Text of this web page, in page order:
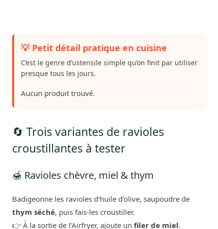
💡 Petit détail pratique en cuisine
C’est le genre d’ustensile simple qu’on finit par utiliser
presque tous les jours.
Aucun produit trouvé.
🔄 Trois variantes de ravioles
croustillantes à tester
🍯 Ravioles chèvre, miel & thym
Badigeonne les ravioles d’huile d’olive, saupoudre de
thym séché, puis fais-les croustiller.
👉 À la sortie de l’Airfryer, ajoute un filer de miel.